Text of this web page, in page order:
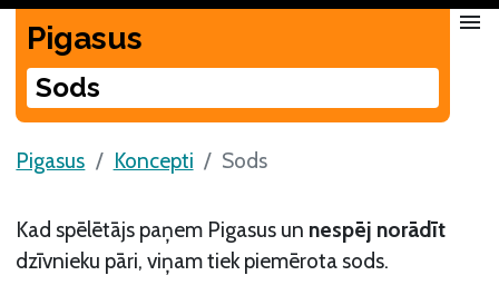
Pigasus
Sods
menu
Pigasus Koncepti Sods
Kad spēlētājs paņem Pigasus un nespēj norādīt
dzīvnieku pāri, viņam tiek piemērota sods.